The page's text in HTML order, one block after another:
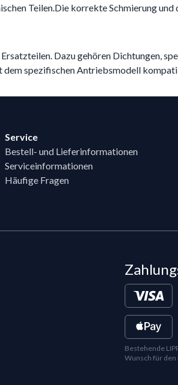
Teilen.Die korrekte Schmierung
Dazu gehören Dichtungen,
spezifischen Antriebsmodell
Service
Bestell- und Lieferinformationen
Serviceinformationen
Häufige Fragen
Bestehende
Wunsch für den